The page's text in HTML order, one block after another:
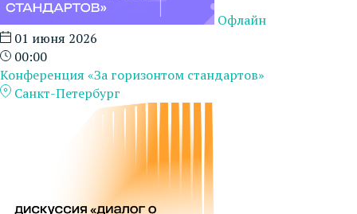
Офлайн
01 июня 2026
00:00
Конференция «За горизонтом стандартов»
Санкт-Петербург